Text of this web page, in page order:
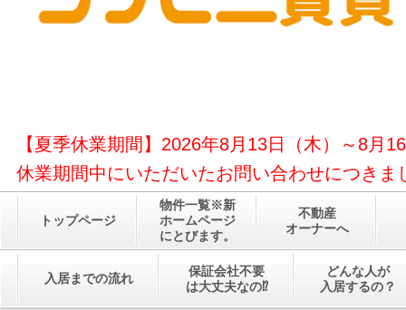
【夏季休業期間】2026年8月13日（木）～8月
休業期間中にいただいたお問い合わせにつき
トップページ
物件一覧※新
ホームページ
にとびます。
不動産
オーナーへ
入居までの流れ
保証会社不要
は大丈夫なの⁉
どんな人が
入居するの？